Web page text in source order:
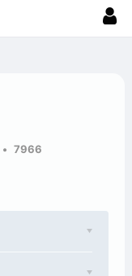
7966